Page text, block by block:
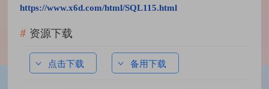
https://www.x6d.com/html/SQL115.html
资源下载
点击下载 备用下载